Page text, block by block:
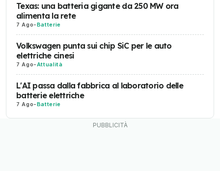
Texas: una batteria gigante da 250 MW ora
alimenta la rete
7 Ago-Batterie
Volkswagen punta sui chip SiC per le auto
elettriche cinesi
7 Ago-Attualità
L'AI passa dalla fabbrica al laboratorio delle
batterie elettriche
7 Ago-Batterie